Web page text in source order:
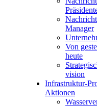
Manager
Von
heute
vision
Infrastruktur-
Aktionen